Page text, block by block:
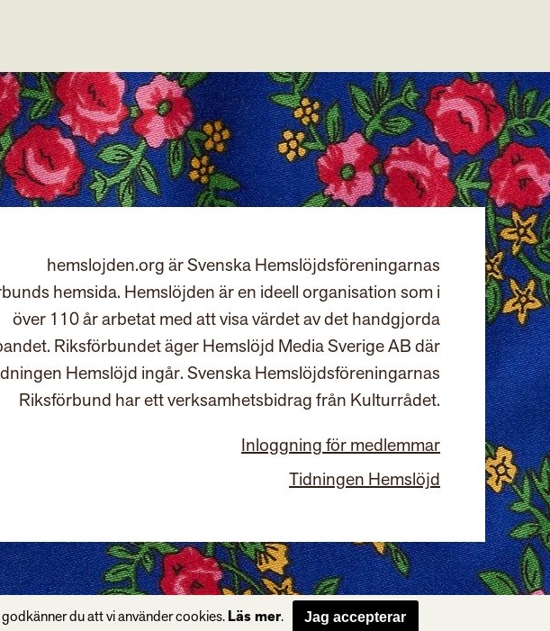
hemslojden.org är Svenska Hemslöjdsföreningarnas
hemsida. Hemslöjden är en ideell organisation som i
över 110 år arbetat med att visa värdet av det handgjorda
Riksförbundet äger Hemslöjd Media Sverige AB där
Hemslöjd ingår. Svenska Hemslöjdsföreningarnas
Riksförbund har ett verksamhetsbidrag från Kulturrådet.
Inloggning för medlemmar
Tidningen Hemslöjd
du att vi använder cookies.Läs mer. Jag accepterar